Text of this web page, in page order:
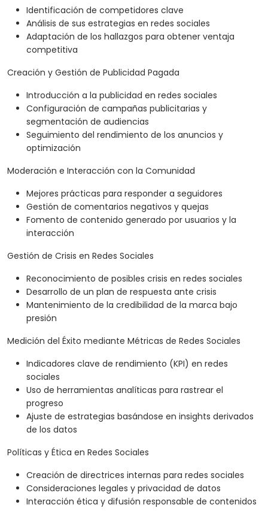
Identificación de competidores clave
Análisis de sus estrategias en redes sociales
Adaptación de los hallazgos para obtener ventaja
competitiva
Creación y Gestión de Publicidad Pagada
Introducción a la publicidad en redes sociales
Configuración de campañas publicitarias y
segmentación de audiencias
Seguimiento del rendimiento de los anuncios y
optimización
Moderación e Interacción con la Comunidad
Mejores prácticas para responder a seguidores
Gestión de comentarios negativos y quejas
Fomento de contenido generado por usuarios y la
interacción
Gestión de Crisis en Redes Sociales
Reconocimiento de posibles crisis en redes sociales
Desarrollo de un plan de respuesta ante crisis
Mantenimiento de la credibilidad de la marca bajo
presión
Medición del Éxito mediante Métricas de Redes Sociales
Indicadores clave de rendimiento (KPI) en redes
sociales
Uso de herramientas analíticas para rastrear el
progreso
Ajuste de estrategias basándose en insights derivados
de los datos
Políticas y Ética en Redes Sociales
Creación de directrices internas para redes sociales
Consideraciones legales y privacidad de datos
Interacción ética y difusión responsable de contenidos